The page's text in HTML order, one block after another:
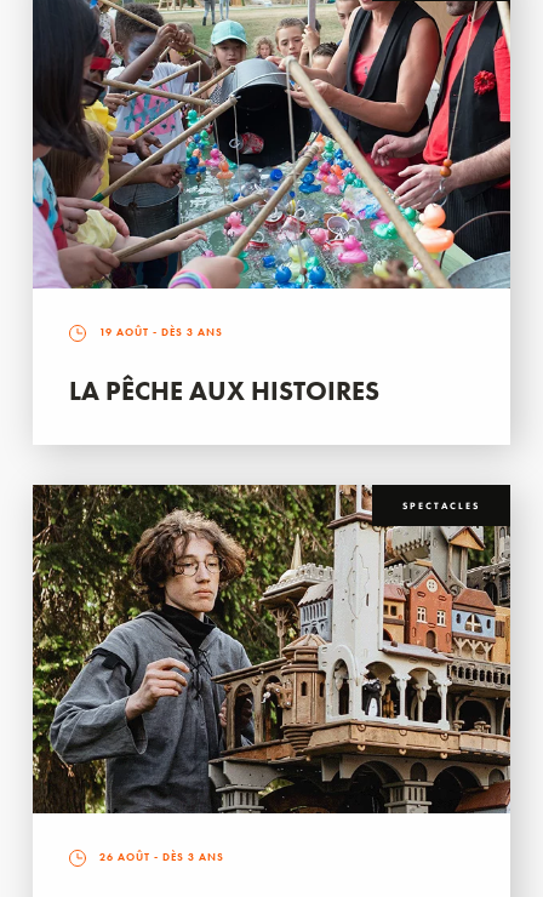
19 AOÛT - DÈS 3 ANS
LA PÊCHE AUX HISTOIRES
SPECTACLES
26 AOÛT - DÈS 3 ANS